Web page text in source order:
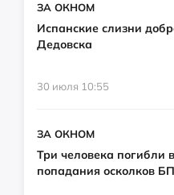
ЗА ОКНОМ
Испанские слизни
Дедовска
30 июля 10:55
ЗА ОКНОМ
Три человека погибли
попадания осколков